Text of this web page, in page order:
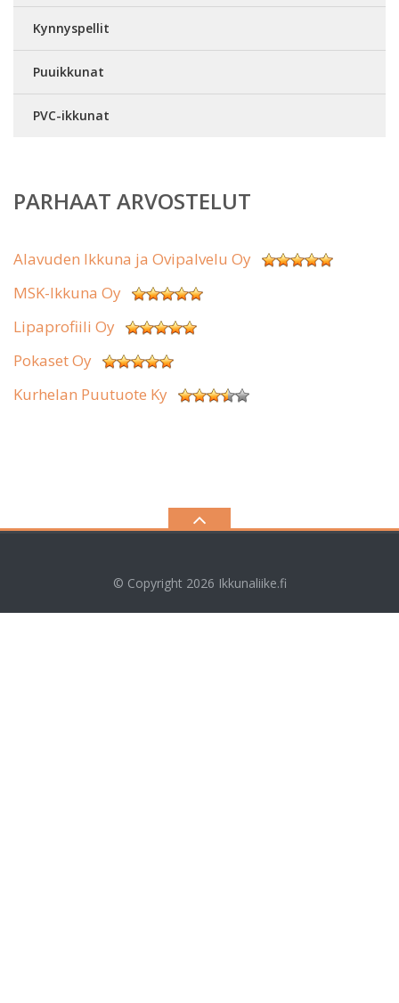
Kynnyspellit
Puuikkunat
PVC-ikkunat
PARHAAT ARVOSTELUT
Alavuden Ikkuna ja Ovipalvelu Oy
MSK-Ikkuna Oy
Lipaprofiili Oy
Pokaset Oy
Kurhelan Puutuote Ky
© Copyright 2026 Ikkunaliike.fi